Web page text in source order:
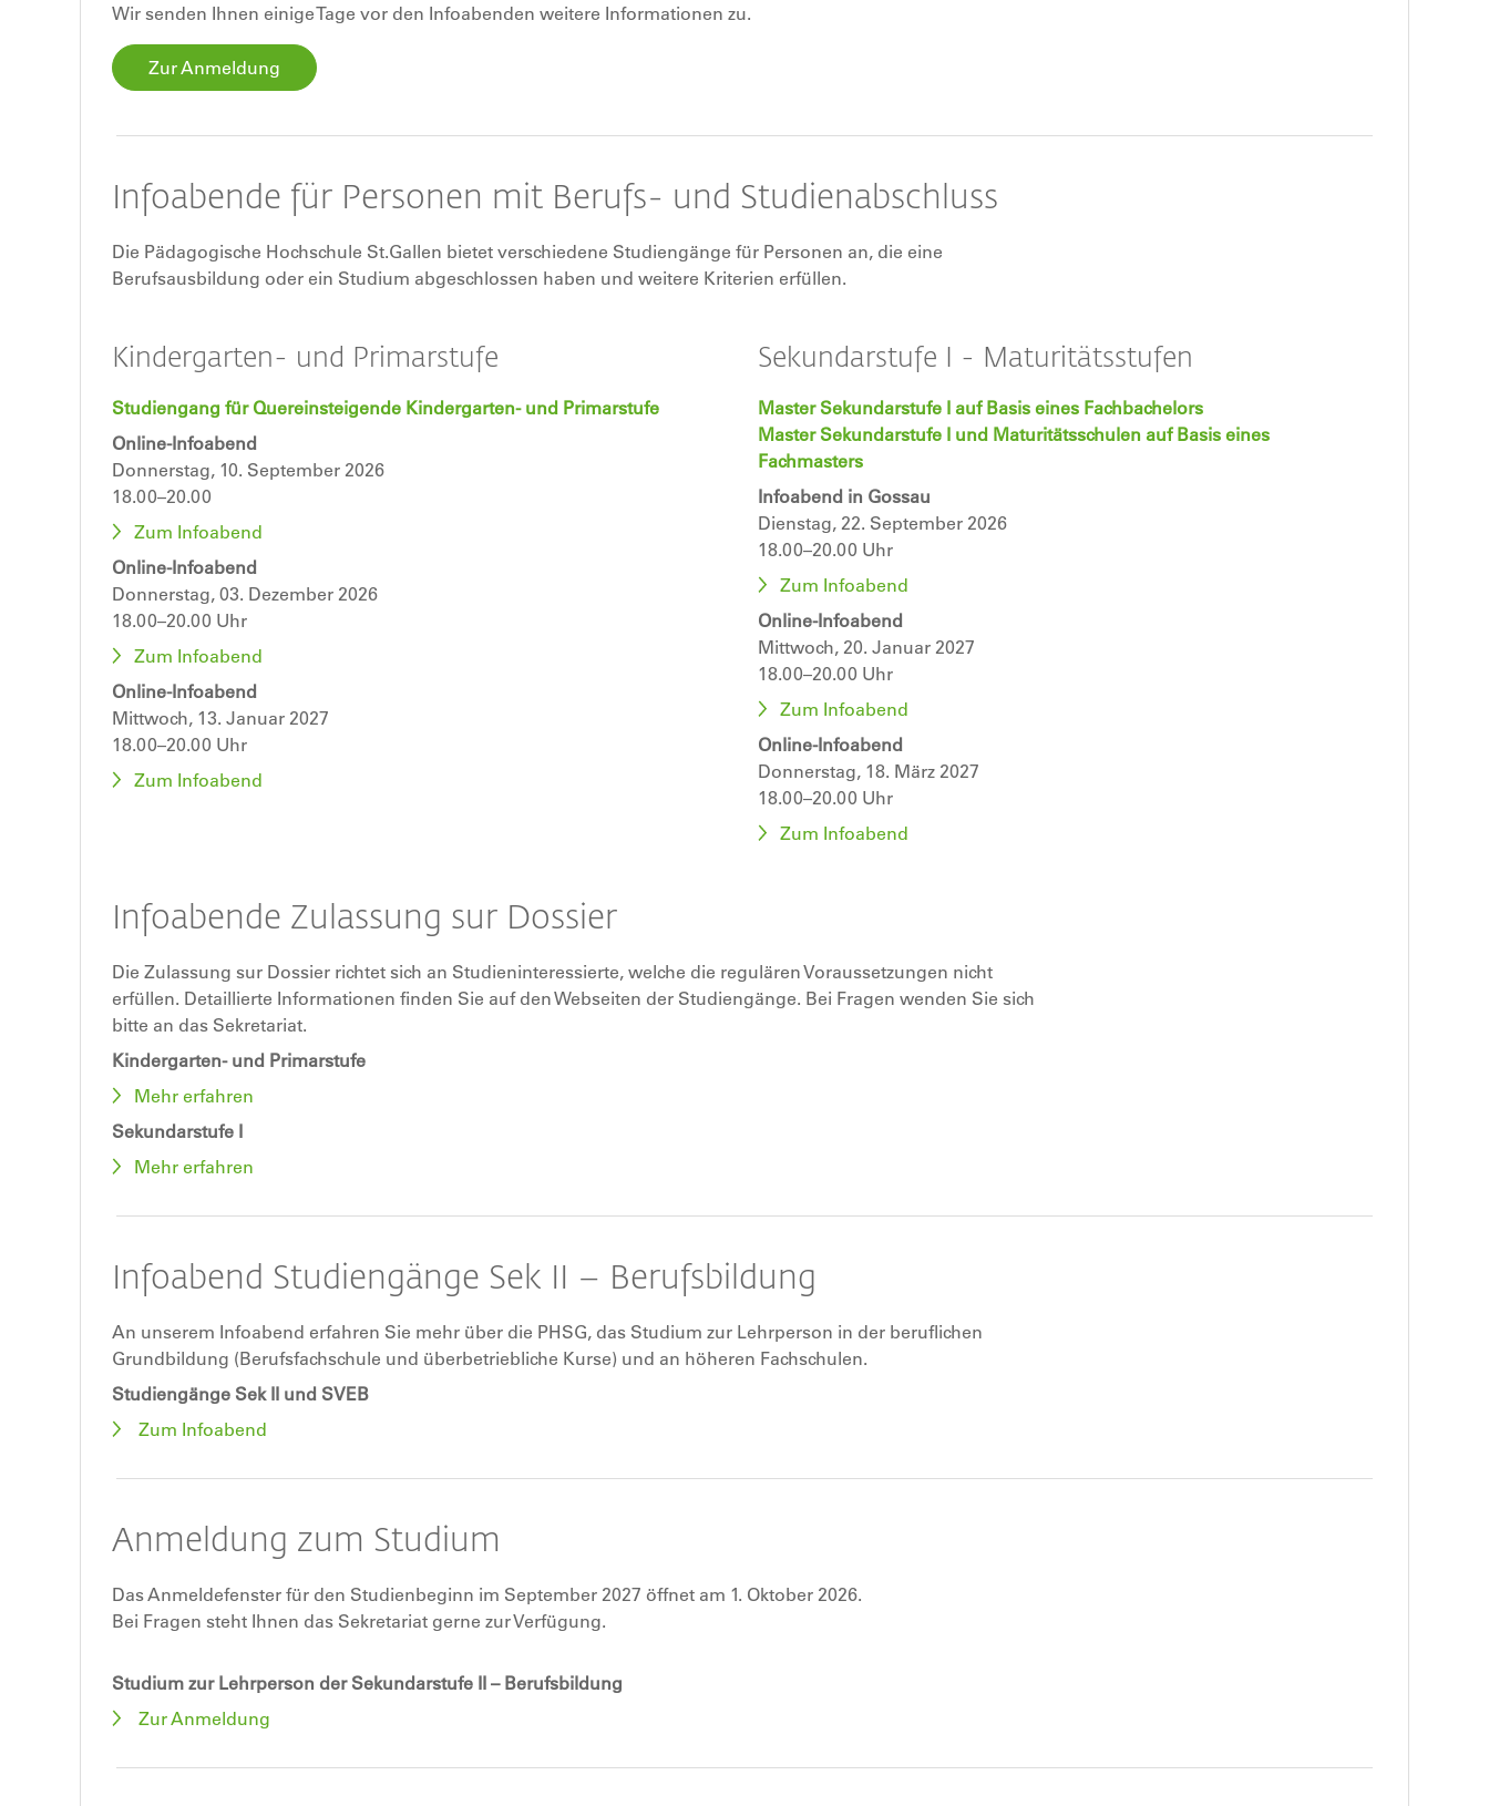
Wir senden Ihnen einige Tage vor den Infoabenden weitere Informationen zu.
Zur Anmeldung
Infoabende für Personen mit Berufs- und Studienabschluss
Die Pädagogische Hochschule St.Gallen bietet verschiedene Studiengänge für Personen an, die eine
Berufsausbildung oder ein Studium abgeschlossen haben und weitere Kriterien erfüllen.
Kindergarten- und Primarstufe
Studiengang für Quereinsteigende Kindergarten- und Primarstufe
Online-Infoabend
Donnerstag, 10. September 2026
18.00–20.00
Zum Infoabend
Online-Infoabend
Donnerstag, 03. Dezember 2026
18.00–20.00 Uhr
Zum Infoabend
Online-Infoabend
Mittwoch, 13. Januar 2027
18.00–20.00 Uhr
Zum Infoabend
Sekundarstufe I - Maturitätsstufen
Master Sekundarstufe I auf Basis eines Fachbachelors
Master Sekundarstufe I und Maturitätsschulen auf Basis eines
Fachmasters
Infoabend in Gossau
Dienstag, 22. September 2026
18.00–20.00 Uhr
Zum Infoabend
Online-Infoabend
Mittwoch, 20. Januar 2027
18.00–20.00 Uhr
Zum Infoabend
Online-Infoabend
Donnerstag, 18. März 2027
18.00–20.00 Uhr
Zum Infoabend
Infoabende Zulassung sur Dossier
Die Zulassung sur Dossier richtet sich an Studieninteressierte, welche die regulären Voraussetzungen nicht
erfüllen. Detaillierte Informationen finden Sie auf den Webseiten der Studiengänge. Bei Fragen wenden Sie sich
bitte an das Sekretariat.
Kindergarten- und Primarstufe
Mehr erfahren
Sekundarstufe I
Mehr erfahren
Infoabend Studiengänge Sek II – Berufsbildung
An unserem Infoabend erfahren Sie mehr über die PHSG, das Studium zur Lehrperson in der beruflichen
Grundbildung (Berufsfachschule und überbetriebliche Kurse) und an höheren Fachschulen.
Studiengänge Sek II und SVEB
Zum Infoabend
Anmeldung zum Studium
Das Anmeldefenster für den Studienbeginn im September 2027 öffnet am 1. Oktober 2026.
Bei Fragen steht Ihnen das Sekretariat gerne zur Verfügung.
Studium zur Lehrperson der Sekundarstufe II – Berufsbildung
Zur Anmeldung